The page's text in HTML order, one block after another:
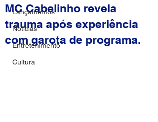
Lançamentos
Notícias
Entretenimento
Cultura
MC Cabelinho revela
trauma após experiência
com garota de programa.